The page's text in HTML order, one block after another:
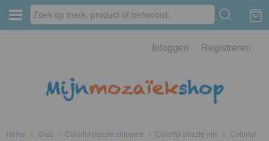
Inloggen Registreren
Home › Glas › Colorful puzzle snippets › Colorful puzzle mix ›
Colorful